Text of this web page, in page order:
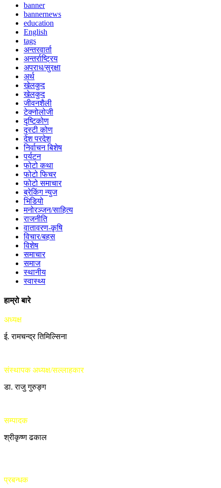
banner
bannernews
education
English
tags
अन्तरवार्ता
अन्तर्राष्ट्रिय
अपराध/सुरक्षा
अर्थ
खेलकुद
खेलकुद
जीवनशैली
टेक्नोलोजी
दृष्टिकोण
दृस्टी कोण
देश परदेश
निर्वाचन बिशेष
पर्यटन
फोटो कथा
फोटो फिचर
फोटो समाचार
ब्रेकिंग न्युज
भिडियो
मनोरञ्जन/साहित्य
राजनीति
वातावरण-कृषि
विचार/बहस
विशेष
समाचार
समाज
स्थानीय
स्वास्थ्य
हाम्रो बारे
अध्यक्ष
ई. रामचन्द्र तिमिल्सिना
संस्थापक अध्यक्ष/सल्लाहकार
डा. राजु गुरुङ्ग
सम्पादक
श्रीकृष्ण ढकाल
प्रबन्धक